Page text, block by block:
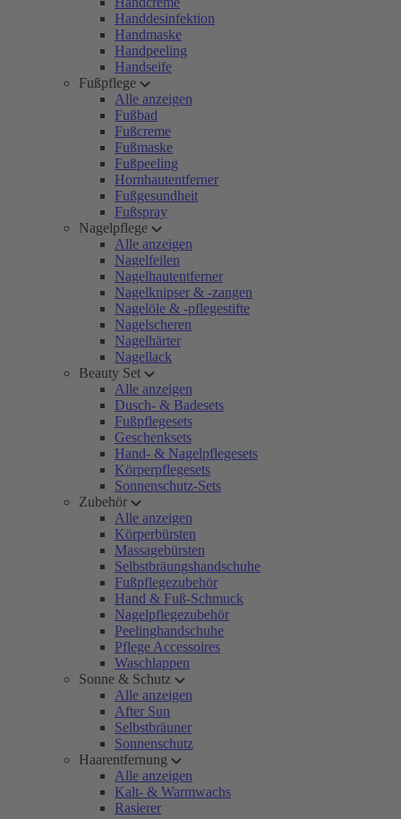
Handdesinfektion
Handmaske
Handpeeling
Handseife
Fußpflege
Alle anzeigen
Fußbad
Fußcreme
Fußmaske
Fußpeeling
Hornhautentferner
Fußgesundheit
Fußspray
Nagelpflege
Alle anzeigen
Nagelfeilen
Nagelhautentferner
Nagelknipser & -zangen
Nagelöle & -pflegestifte
Nagelscheren
Nagelhärter
Nagellack
Beauty Set
Alle anzeigen
Dusch- & Badesets
Fußpflegesets
Geschenksets
Hand- & Nagelpflegesets
Körperpflegesets
Sonnenschutz-Sets
Zubehör
Alle anzeigen
Körperbürsten
Massagebürsten
Selbstbräungshandschuhe
Fußpflegezubehör
Hand & Fuß-Schmuck
Nagelpflegezubehör
Peelinghandschuhe
Pflege Accessoires
Waschlappen
Sonne & Schutz
Alle anzeigen
After Sun
Selbstbräuner
Sonnenschutz
Haarentfernung
Alle anzeigen
Kalt- & Warmwachs
Rasierer